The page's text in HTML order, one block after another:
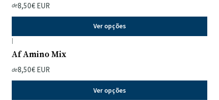
de8,50€ EUR
Ver opções
|
Af Amino Mix
de8,50€ EUR
Ver opções